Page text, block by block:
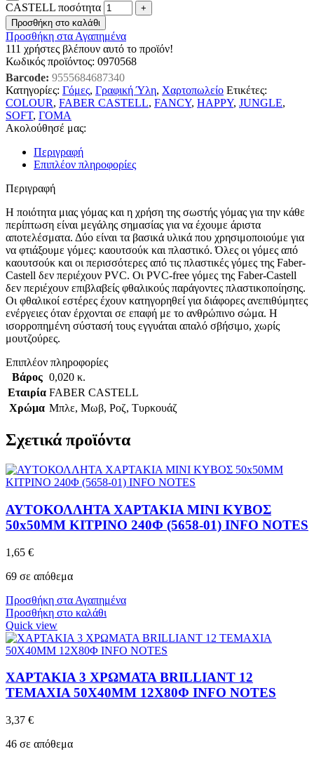
CASTELL ποσότητα
Προσθήκη στο καλάθι
Προσθήκη στα Αγαπημένα
111 χρήστες βλέπουν αυτό το προϊόν!
Κωδικός προϊόντος: 0970568
Barcode: 9555684687340
Κατηγορίες: Γόμες, Γραφική Ύλη, Χαρτοπωλείο Ετικέτες:
COLOUR, FABER CASTELL, FANCY, HAPPY, JUNGLE,
SOFT, ΓΟΜΑ
Ακολούθησέ μας:
Περιγραφή
Επιπλέον πληροφορίες
Περιγραφή
Η ποιότητα μιας γόμας και η χρήση της σωστής γόμας για την κάθε
περίπτωση είναι μεγάλης σημασίας για να έχουμε άριστα
αποτελέσματα. Δύο είναι τα βασικά υλικά που χρησιμοποιούμε για
να φτιάξουμε γόμες: καουτσούκ και πλαστικό. Όλες οι γόμες από
καουτσούκ και οι περισσότερες από τις πλαστικές γόμες της Faber-
Castell δεν περιέχουν PVC. Οι PVC-free γόμες της Faber-Castell
δεν περιέχουν επιβλαβείς φθαλικούς παράγοντες πλαστικοποίησης.
Οι φθαλικοί εστέρες έχουν κατηγορηθεί για διάφορες ανεπιθύμητες
ενέργειες όταν έρχονται σε επαφή με το ανθρώπινο σώμα. Η
ισορροπημένη σύστασή τους εγγυάται απαλό σβήσιμο, χωρίς
μουτζούρες.
Επιπλέον πληροφορίες
Βάρος 0,020 κ.
Εταιρία FABER CASTELL
Χρώμα Μπλε, Μωβ, Ροζ, Τυρκουάζ
Σχετικά προϊόντα
ΑΥΤΟΚΟΛΛΗΤΑ ΧΑΡΤΑΚΙΑ MINI ΚΥΒΟΣ
50x50MM ΚΙΤΡΙΝΟ 240Φ (5658-01) INFO NOTES
1,65 €
69 σε απόθεμα
Προσθήκη στα Αγαπημένα
Προσθήκη στο καλάθι
Quick view
ΧΑΡΤΑΚΙΑ 3 ΧΡΩΜΑΤΑ BRILLIANT 12
ΤΕΜΑΧΙΑ 50X40MM 12X80Φ INFO NOTES
3,37 €
46 σε απόθεμα